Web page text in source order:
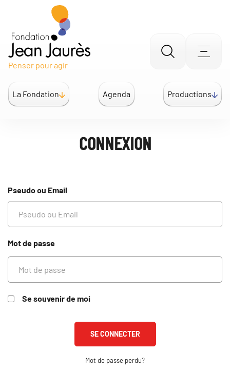
Gestion des traceurs
Penser pour agir
Aller
la
recherche
La Fondation Agenda Productions
CONNEXION
Pseudo ou Email
Mot de passe
Se souvenir de moi
Mot de passe perdu?